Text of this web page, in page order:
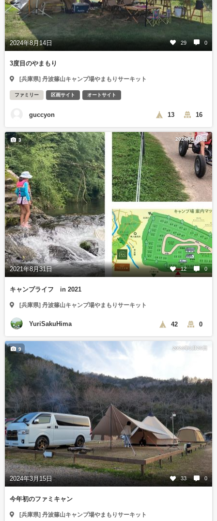
2024年8月14日 29 0
3度目のやまもり
[兵庫県] 丹波篠山キャンプ場やまもりサーキット
ファミリー 区画サイト オートサイト
guccyon 13 16
2024年8月1日
2021年8月31日 12 0
3
キャンプライフ in 2021
[兵庫県] 丹波篠山キャンプ場やまもりサーキット
YuriSakuHima 42 0
2024年3月26日
2024年3月15日 33 0
9
今年初のファミキャン
[兵庫県] 丹波篠山キャンプ場やまもりサーキット